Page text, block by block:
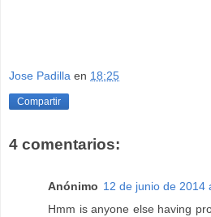
Jose Padilla en 18:25
Compartir
4 comentarios:
Anónimo 12 de junio de 2014
Hmm is anyone else having